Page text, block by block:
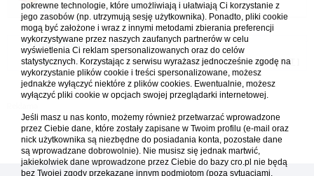
Portugal
Forum Chorwacja Online - Cro.pl
Usuń ciasteczka• Strefa czasowa: UTC + 1 (Polska - czas zimowy) [ DST
pokrewne technologie, które umożliwiają i ułatwiają Ci korzystanie z
jego zasobów (np. utrzymują sesję użytkownika). Ponadto, pliki cookie
mogą być założone i wraz z innymi metodami zbierania preferencji
wykorzystywane przez naszych zaufanych partnerów w celu
wyświetlenia Ci reklam spersonalizowanych oraz do celów
statystycznych. Korzystając z serwisu wyrażasz jednocześnie zgodę na
wykorzystanie plików cookie i treści spersonalizowane, możesz
jednakże wyłączyć niektóre z plików cookies. Ewentualnie, możesz
wyłączyć pliki cookie w opcjach swojej przeglądarki internetowej.
Jeśli masz u nas konto, możemy również przetwarzać wprowadzone
przez Ciebie dane, które zostały zapisane w Twoim profilu (e-mail oraz
nick użytkownika są niezbędne do posiadania konta, pozostałe dane
są wprowadzane dobrowolnie). Nie musisz się jednak martwić,
jakiekolwiek dane wprowadzone przez Ciebie do bazy cro.pl nie będą
bez Twojej zgody przekazane innym podmiotom (poza sytuacjami,